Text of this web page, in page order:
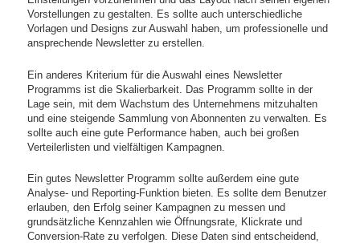
Vorstellungen zu gestalten. Es sollte auch unterschiedliche
Vorlagen und Designs zur Auswahl haben, um professionelle und
ansprechende Newsletter zu erstellen.
Ein anderes Kriterium für die Auswahl eines Newsletter
Programms ist die Skalierbarkeit. Das Programm sollte in der
Lage sein, mit dem Wachstum des Unternehmens mitzuhalten
und eine steigende Sammlung von Abonnenten zu verwalten. Es
sollte auch eine gute Performance haben, auch bei großen
Verteilerlisten und vielfältigen Kampagnen.
Ein gutes Newsletter Programm sollte außerdem eine gute
Analyse- und Reporting-Funktion bieten. Es sollte dem Benutzer
erlauben, den Erfolg seiner Kampagnen zu messen und
grundsätzliche Kennzahlen wie Öffnungsrate, Klickrate und
Conversion-Rate zu verfolgen. Diese Daten sind entscheidend,